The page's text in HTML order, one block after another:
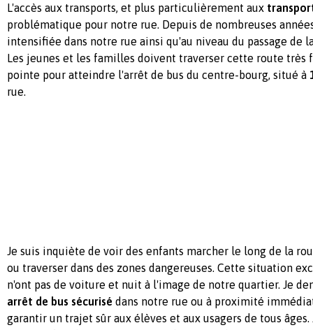
L'accès aux transports, et plus particulièrement aux
problématique pour notre rue. Depuis de nombreuses
intensifiée dans notre rue ainsi qu'au niveau du passage de
Les jeunes et les familles doivent traverser cette route très
pointe pour atteindre l'arrêt de bus du centre-bourg, situé à
rue.
Je suis inquiète de voir des enfants marcher le long de la
ou traverser dans des zones dangereuses. Cette situation
n'ont pas de voiture et nuit à l'image de notre quartier. Je
arrêt de bus sécurisé dans notre rue ou à proximité
garantir un trajet sûr aux élèves et aux usagers de tous